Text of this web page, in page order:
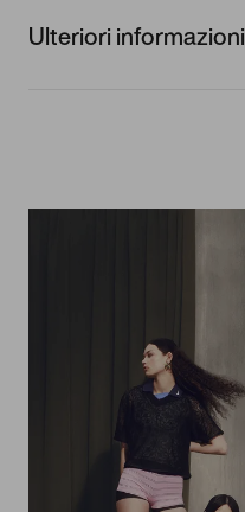
Ulteriori informazioni